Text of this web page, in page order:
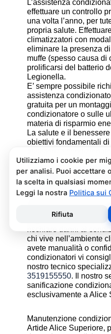
L’assistenza
effettuare un controllo
una volta l’anno, per
propria salute.
climatizzatori con
eliminare la presenza
muffe (spesso causa di
prolificarsi del batterio
Legionella.
E’ sempre possibile
assistenza
gratuita per un
condizionatore o sulle
materia di risparmio
La salute e il
obiettivi fondamentali
Pulizia e
Condizionatori
Superiore
un’operazione che
attenzione e con i giusti
rischiare danni al
chi vive nell’ambiente
avete manualità o
condizionatori vi
nostro tecnico
3519155550. Il nostro
sanificazione
esclusivamente a Alice
Manutenzione
Artide Alice Superiore,